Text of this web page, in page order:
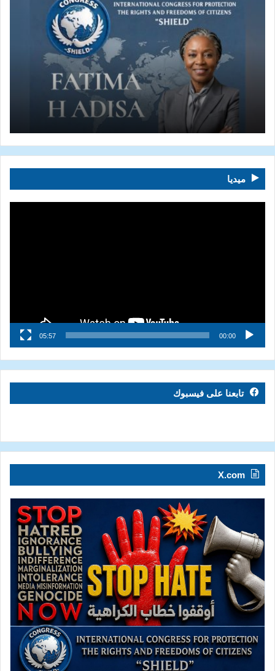
ميديا
00:00
05:57
تابعنا على فيسبوك
X.com